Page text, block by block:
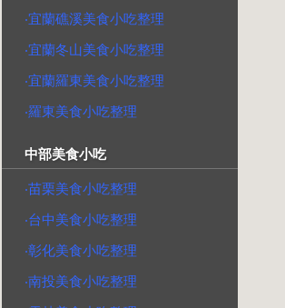
‧宜蘭礁溪美食小吃整理
‧宜蘭冬山美食小吃整理
‧宜蘭羅東美食小吃整理
‧羅東美食小吃整理
中部美食小吃
‧苗栗美食小吃整理
‧台中美食小吃整理
‧彰化美食小吃整理
‧南投美食小吃整理